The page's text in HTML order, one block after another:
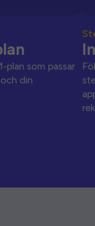
plan som passar
din